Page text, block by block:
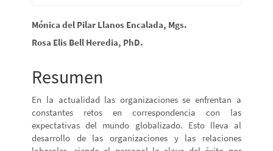
Contenido
principal
del
artículo
Mónica del Pilar Llanos Encalada, Mgs.
Rosa Elis Bell Heredia, PhD.
Resumen
En la actualidad las organizaciones se enfrentan a
constantes retos en correspondencia con las
expectativas del mundo globalizado. Esto lleva al
desarrollo de las organizaciones y las relaciones